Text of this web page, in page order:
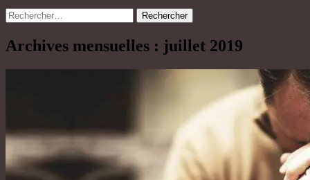
Rechercher :
Archives mensuelles : juillet 2019